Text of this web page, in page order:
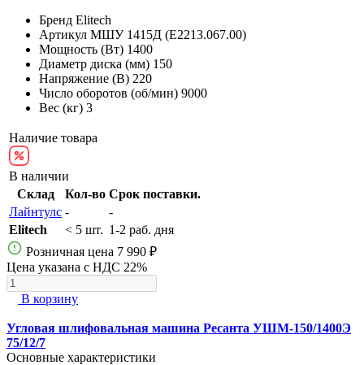
Бренд Elitech
Артикул МШУ 1415Д (E2213.067.00)
Мощность (Вт) 1400
Диаметр диска (мм) 150
Напряжение (В) 220
Число оборотов (об/мин) 9000
Вес (кг) 3
Наличие товара
В наличии
Склад
Кол-во Срок поставки.
Лайнтулс -
-
Elitech
< 5 шт. 1-2 раб. дня
Розничная цена 7 990 ₽
Цена указана с НДС 22%
В корзину
Угловая шлифовальная машина Ресанта УШМ-150/1400Э
75/12/7
Основные характеристики